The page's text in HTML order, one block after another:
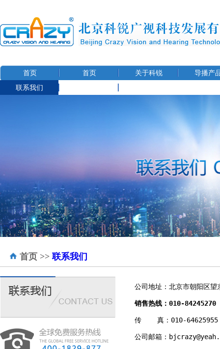
首页 首页 关于科锐
导播产
联系我们
首页 >> 联系我们
公司地址：北京市朝阳
销售热线：010-
传    真：
公司邮箱：